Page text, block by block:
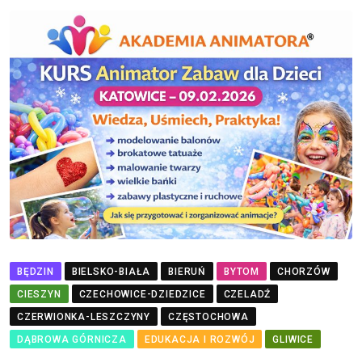
BĘDZIN BIELSKO-BIAŁA BIERUŃ BYTOM
CHORZÓW
CIESZYN
CZECHOWICE-DZIEDZICE
CZELADŹ
CZERWIONKA-LESZCZYNY
CZĘSTOCHOWA
DĄBROWA GÓRNICZA
EDUKACJA I ROZWÓJ
GLIWICE